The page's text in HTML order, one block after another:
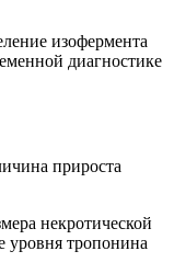
изофермента
диагностике
при­роста
некротической
уровня тропонина